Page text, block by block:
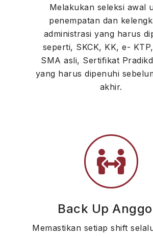
Melakukan seleksi awal
penempatan dan
administrasi yang harus
seperti, SKCK, KK, e-
SMA asli, Sertifikat
yang harus dipenuhi
akhir.
Back Up
Memastikan setiap shift